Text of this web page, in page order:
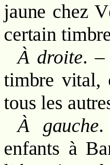
jaune chez
certain
À droite. –
timbre vital,
tous les
À gauche.
enfants à